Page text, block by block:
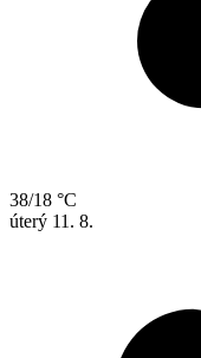
38/18 °C
úterý 11. 8.